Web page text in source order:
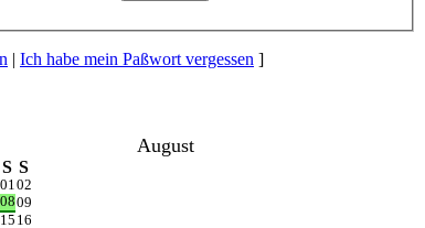
| Ich habe mein Paßwort vergessen ]
August
S S
0102
0809
15 16